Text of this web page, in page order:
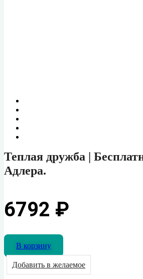
Теплая дружба |
Адлера.
6792 ₽
В корзину
Добавить в желаемое